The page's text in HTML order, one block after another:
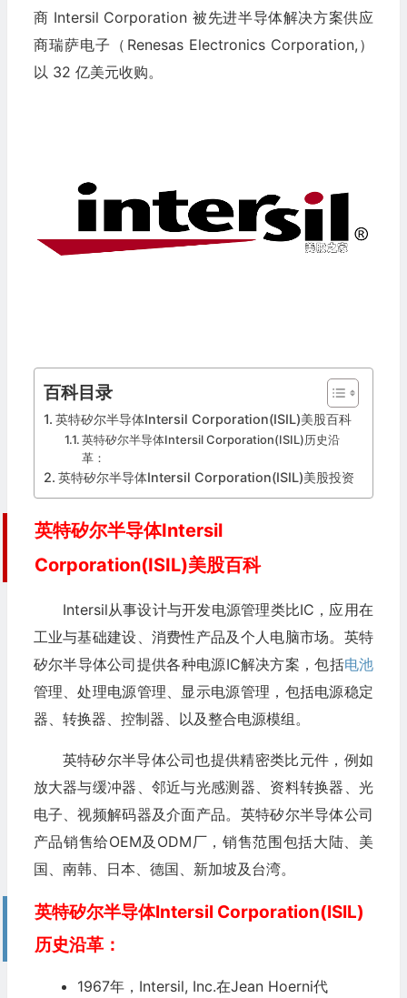
商 Intersil Corporation 被先进半导体解决方案供应
商瑞萨电子（Renesas Electronics Corporation,）
以 32 亿美元收购。
百科目录
英特矽尔半导体Intersil Corporation(ISIL)美股百科
英特矽尔半导体Intersil Corporation(ISIL)历史沿
革：
英特矽尔半导体Intersil Corporation(ISIL)美股投资
英特矽尔半导体Intersil
Corporation(ISIL)美股百科
Intersil从事设计与开发电源管理类比IC，应用在
工业与基础建设、消费性产品及个人电脑市场。英特
矽尔半导体公司提供各种电源IC解决方案，包括电池
管理、处理电源管理、显示电源管理，包括电源稳定
器、转换器、控制器、以及整合电源模组。
英特矽尔半导体公司也提供精密类比元件，例如
放大器与缓冲器、邻近与光感测器、资料转换器、光
电子、视频解码器及介面产品。英特矽尔半导体公司
产品销售给OEM及ODM厂，销售范围包括大陆、美
国、南韩、日本、德国、新加坡及台湾。
英特矽尔半导体Intersil Corporation(ISIL)
历史沿革：
1967年，Intersil, Inc.在Jean Hoerni代